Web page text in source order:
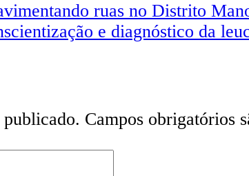
ruas no Distrito
e diagnóstico da
publicado. Campos obrigatórios